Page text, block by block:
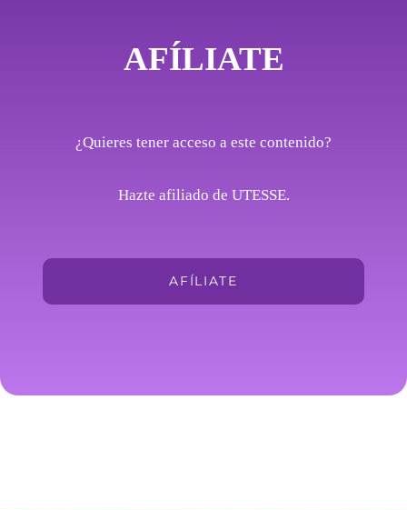
AFÍLIATE
¿Quieres tener acceso a este contenido?
Hazte afiliado de UTESSE.
AFÍLIATE